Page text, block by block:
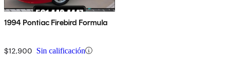
1994 Pontiac Firebird Formula
$12,900 Sin calificación